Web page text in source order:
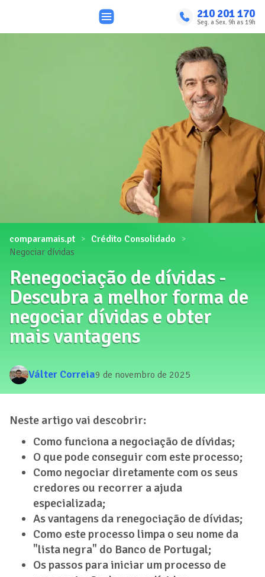
210 201 170
Seg. a Sex. 9h as 19h
comparamais.pt
Crédito Consolidado
Negociar dívidas
Renegociação de dívidas -
Descubra a melhor forma de
negociar dívidas e obter
mais vantagens
Válter Correia9 de novembro de 2025
Neste artigo vai descobrir:
Como funciona a negociação de dívidas;
O que pode conseguir com este processo;
Como negociar diretamente com os seus
credores ou recorrer a ajuda
especializada;
As vantagens da renegociação de dívidas;
Como este processo limpa o seu nome da
"lista negra" do Banco de Portugal;
Os passos para iniciar um processo de